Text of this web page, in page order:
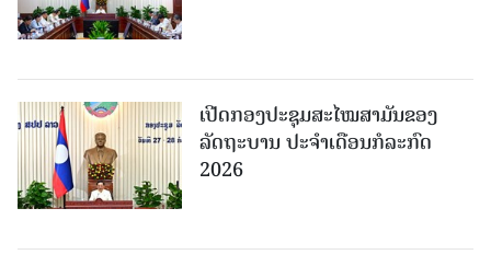
ເປີດກອງປະຊຸມສະໄໝສາມັນຂອງ
ລັດຖະບານ ປະຈໍາເດືອນກໍລະກົດ
2026